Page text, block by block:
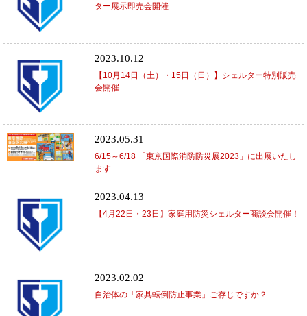
ター展示即売会開催
2023.10.12
【10月14日（土）・15日（日）】シェルター特別販売
会開催
2023.05.31
6/15～6/18 「東京国際消防防災展2023」に出展いたし
ます
2023.04.13
【4月22日・23日】家庭用防災シェルター商談会開催！
2023.02.02
自治体の「家具転倒防止事業」ご存じですか？